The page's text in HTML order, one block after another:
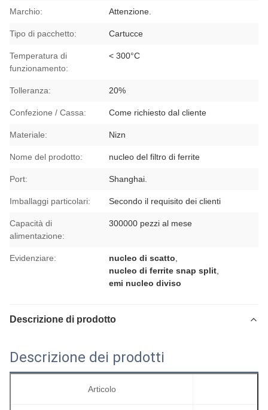
Marchio: Attenzione.
Tipo di pacchetto: Cartucce
Temperatura di
funzionamento:
< 300°C
Tolleranza: 20%
Confezione / Cassa: Come richiesto dal cliente
Materiale: Nizn
Nome del prodotto: nucleo del filtro di ferrite
Port: Shanghai.
Imballaggi particolari: Secondo il requisito dei clienti
Capacità di
alimentazione:
300000 pezzi al mese
Evidenziare: nucleo di scatto
nucleo di ferrite snap split
emi nucleo diviso
Descrizione di prodotto
Descrizione dei prodotti
Articolo